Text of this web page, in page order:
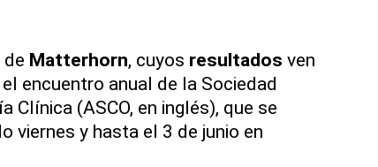
Matterhorn, cuyos resultados ven
encuentro anual de la Sociedad
Clínica (ASCO, en inglés), que se
viernes y hasta el 3 de junio en